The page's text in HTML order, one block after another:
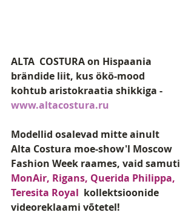
ALTA  COSTURA on Hispaania
brändide liit, kus ökö-mood
kohtub aristokraatia shikkiga -
www.altacostura.ru
Modellid osalevad mitte ainult
Alta Costura moe-show'l Moscow
Fashion Week raames, vaid samuti
MonAir, Rigans, Querida Philippa,
Teresita Royal kollektsioonide
videoreklaami võtetel!